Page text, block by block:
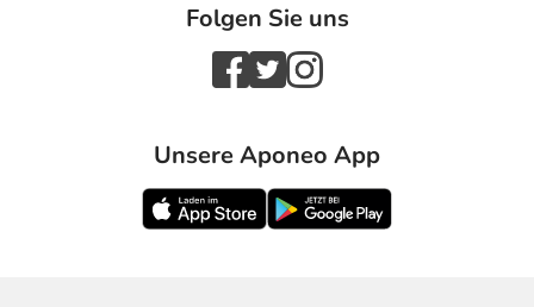
Folgen Sie uns
Unsere Aponeo App